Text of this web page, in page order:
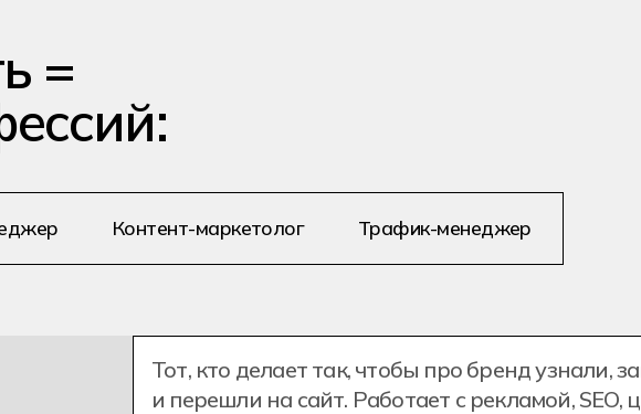
— от индустрии развлечений
специалистом среднего уровня и
=
Контент-маркетолог Трафик-менеджер
Тот, кто делает так, чтобы про бренд узнали,
и перешли на сайт. Работает с рекламой, SEO,